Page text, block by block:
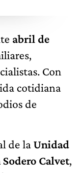
abril de
Con
cotidiana
de
de laUnidad
Calvet,